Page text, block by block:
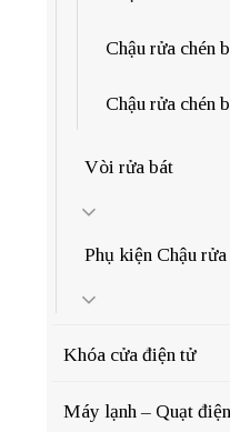
Chậu rửa chén
Chậu rửa chén
Vòi rửa bát
Phụ kiện Chậu
Khóa cửa điện tử
Máy lạnh – Quạt điện